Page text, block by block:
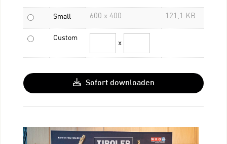
Small 600 x 400 121,1 KB
Custom
x
Sofort downloaden